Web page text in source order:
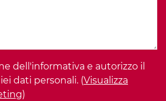
dell'informativa e autorizzo il
dati personali. (Visualizza
)